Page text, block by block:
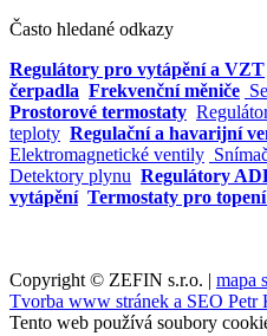
Často hledané odkazy
Regulátory pro vytápění a VZT
čerpadla Frekvenční měniče
Prostorové termostaty
teploty Regulační a havarijní
Elektromagnetické ventily
Detektory plynu Regulátory
vytápění Termostaty pro
Copyright © ZEFIN s.r.o. | mapa
Tvorba www stránek a SEO Petr
Tento web používá soubory